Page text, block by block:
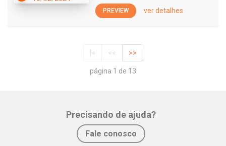
PREVIEW ver detalhes
|< << >>
página 1 de 13
Precisando de ajuda?
Fale conosco